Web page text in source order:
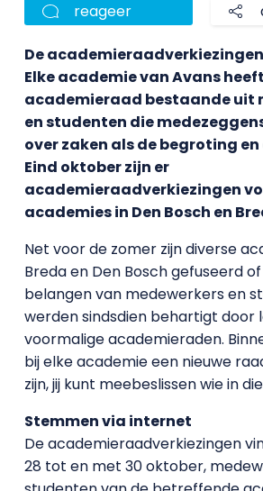
reageer
De
Elke academie van Avans
academieraad bestaande uit
en studenten die
over zaken als de begroting
Eind oktober zijn er
academieraadverkiezingen
academies in Den Bosch en
Net voor de zomer zijn diverse
Breda en Den Bosch gefuseerd
belangen van medewerkers en
werden sindsdien behartigt door
voormalige academieraden.
bij elke academie een nieuwe
zijn, jij kunt meebeslissen wie in
Stemmen via internet
De academieraadverkiezingen
28 tot en met 30 oktober,